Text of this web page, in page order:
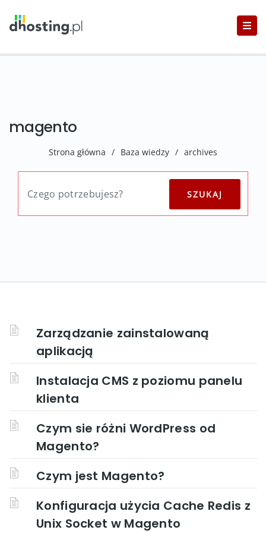
magento
Strona główna / Baza wiedzy / archives
Zarządzanie zainstalowaną
aplikacją
Instalacja CMS z poziomu panelu
klienta
Czym sie różni WordPress od
Magento?
Czym jest Magento?
Konfiguracja użycia Cache Redis z
Unix Socket w Magento